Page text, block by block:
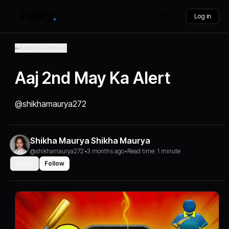
Log in
Aaj 2nd May Ka Alert
@shikhamaurya272
Shikha Maurya Shikha Maurya
@shikhamaurya272 •3 months ago•Read time: 1 minute
Follow